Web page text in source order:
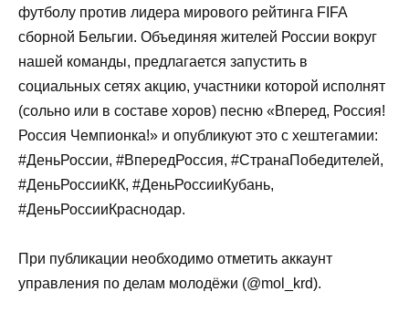
футболу против лидера мирового рейтинга FIFA
сборной Бельгии. Объединяя жителей России вокруг
нашей команды, предлагается запустить в
социальных сетях акцию, участники которой исполнят
(сольно или в составе хоров) песню «Вперед, Россия!
Россия Чемпионка!» и опубликуют это с хештегамии:
#ДеньРоссии, #ВпередРоссия, #СтранаПобедителей,
#ДеньРоссииКК, #ДеньРоссииКубань,
#ДеньРоссииКраснодар.
При публикации необходимо отметить аккаунт
управления по делам молодёжи (@mol_krd).